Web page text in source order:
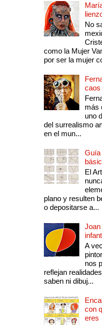
No
como la Mujer
por ser la mujer
caos
más
uno
del surrealismo
en el mun...
Guía
El
plano y resulten
o depositarse a...
A
nos
reflejan
saben ni dibuj...
con
eres